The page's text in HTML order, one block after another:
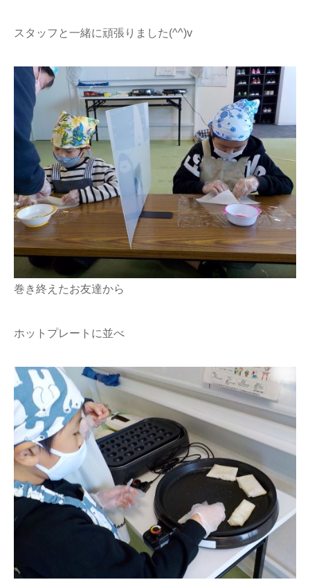
スタッフと一緒に頑張りました(^^)v
巻き終えたお友達から
ホットプレートに並べ